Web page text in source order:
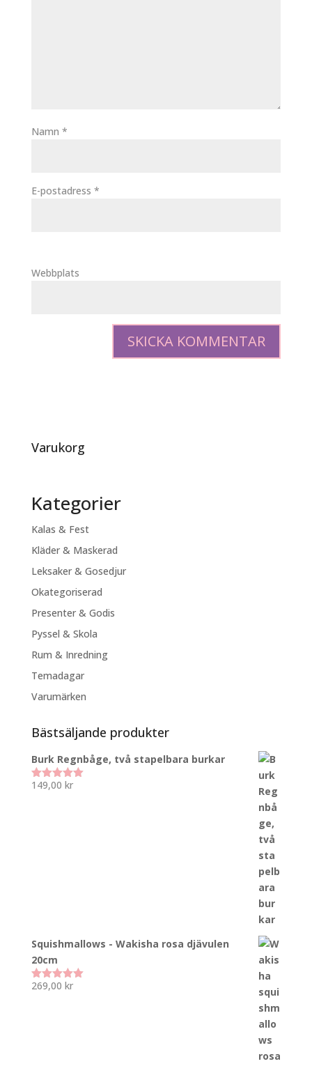
Namn *
E-postadress *
Webbplats
Varukorg
Kategorier
Kalas & Fest
Kläder & Maskerad
Leksaker & Gosedjur
Okategoriserad
Presenter & Godis
Pyssel & Skola
Rum & Inredning
Temadagar
Varumärken
Bästsäljande produkter
Burk Regnbåge, två stapelbara burkar
Betygsatt
149,00 kr
Squishmallows - Wakisha rosa djävulen
20cm
Betygsatt
269,00 kr